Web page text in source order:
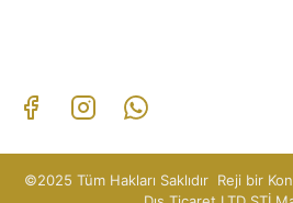
©2025 Tüm Hakları Saklıdır Reji bir